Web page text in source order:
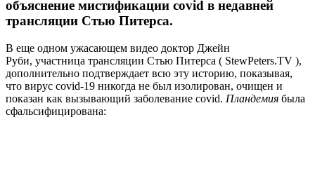
объяснение мистификации covid в недавней
трансляции Стью Питерса.
В еще одном ужасающем видео доктор Джейн
Руби, участница трансляции Стью Питерса ( StewPeters.TV ),
дополнительно подтверждает всю эту историю, показывая,
что вирус covid-19 никогда не был изолирован, очищен и
показан как вызывающий заболевание covid. Пландемия была
сфальсифицирована: